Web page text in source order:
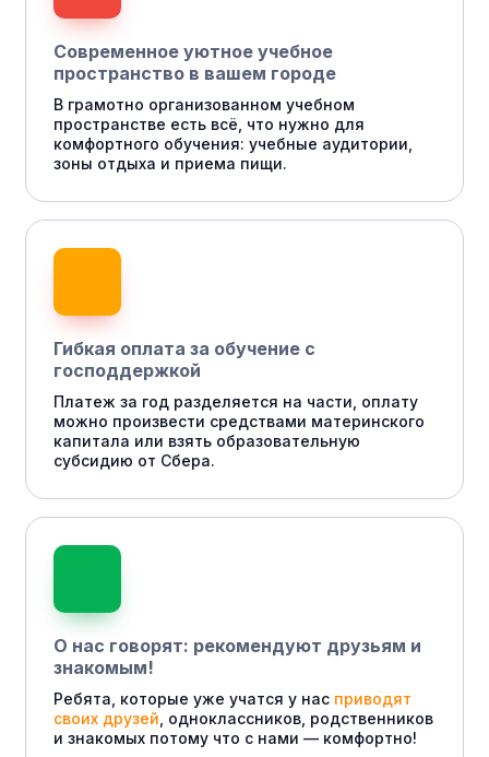
Современное уютное учебное
пространство в вашем городе
В грамотно организованном учебном
пространстве есть всё, что нужно для
комфортного обучения: учебные аудитории,
зоны отдыха и приема пищи.
Гибкая оплата за обучение с
господдержкой
Платеж за год разделяется на части, оплату
можно произвести средствами материнского
капитала или взять образовательную
субсидию от Сбера.
О нас говорят: рекомендуют друзьям и
знакомым!
Ребята, которые уже учатся у нас приводят
своих друзей , одноклассников, родственников
и знакомых потому что с нами — комфортно!